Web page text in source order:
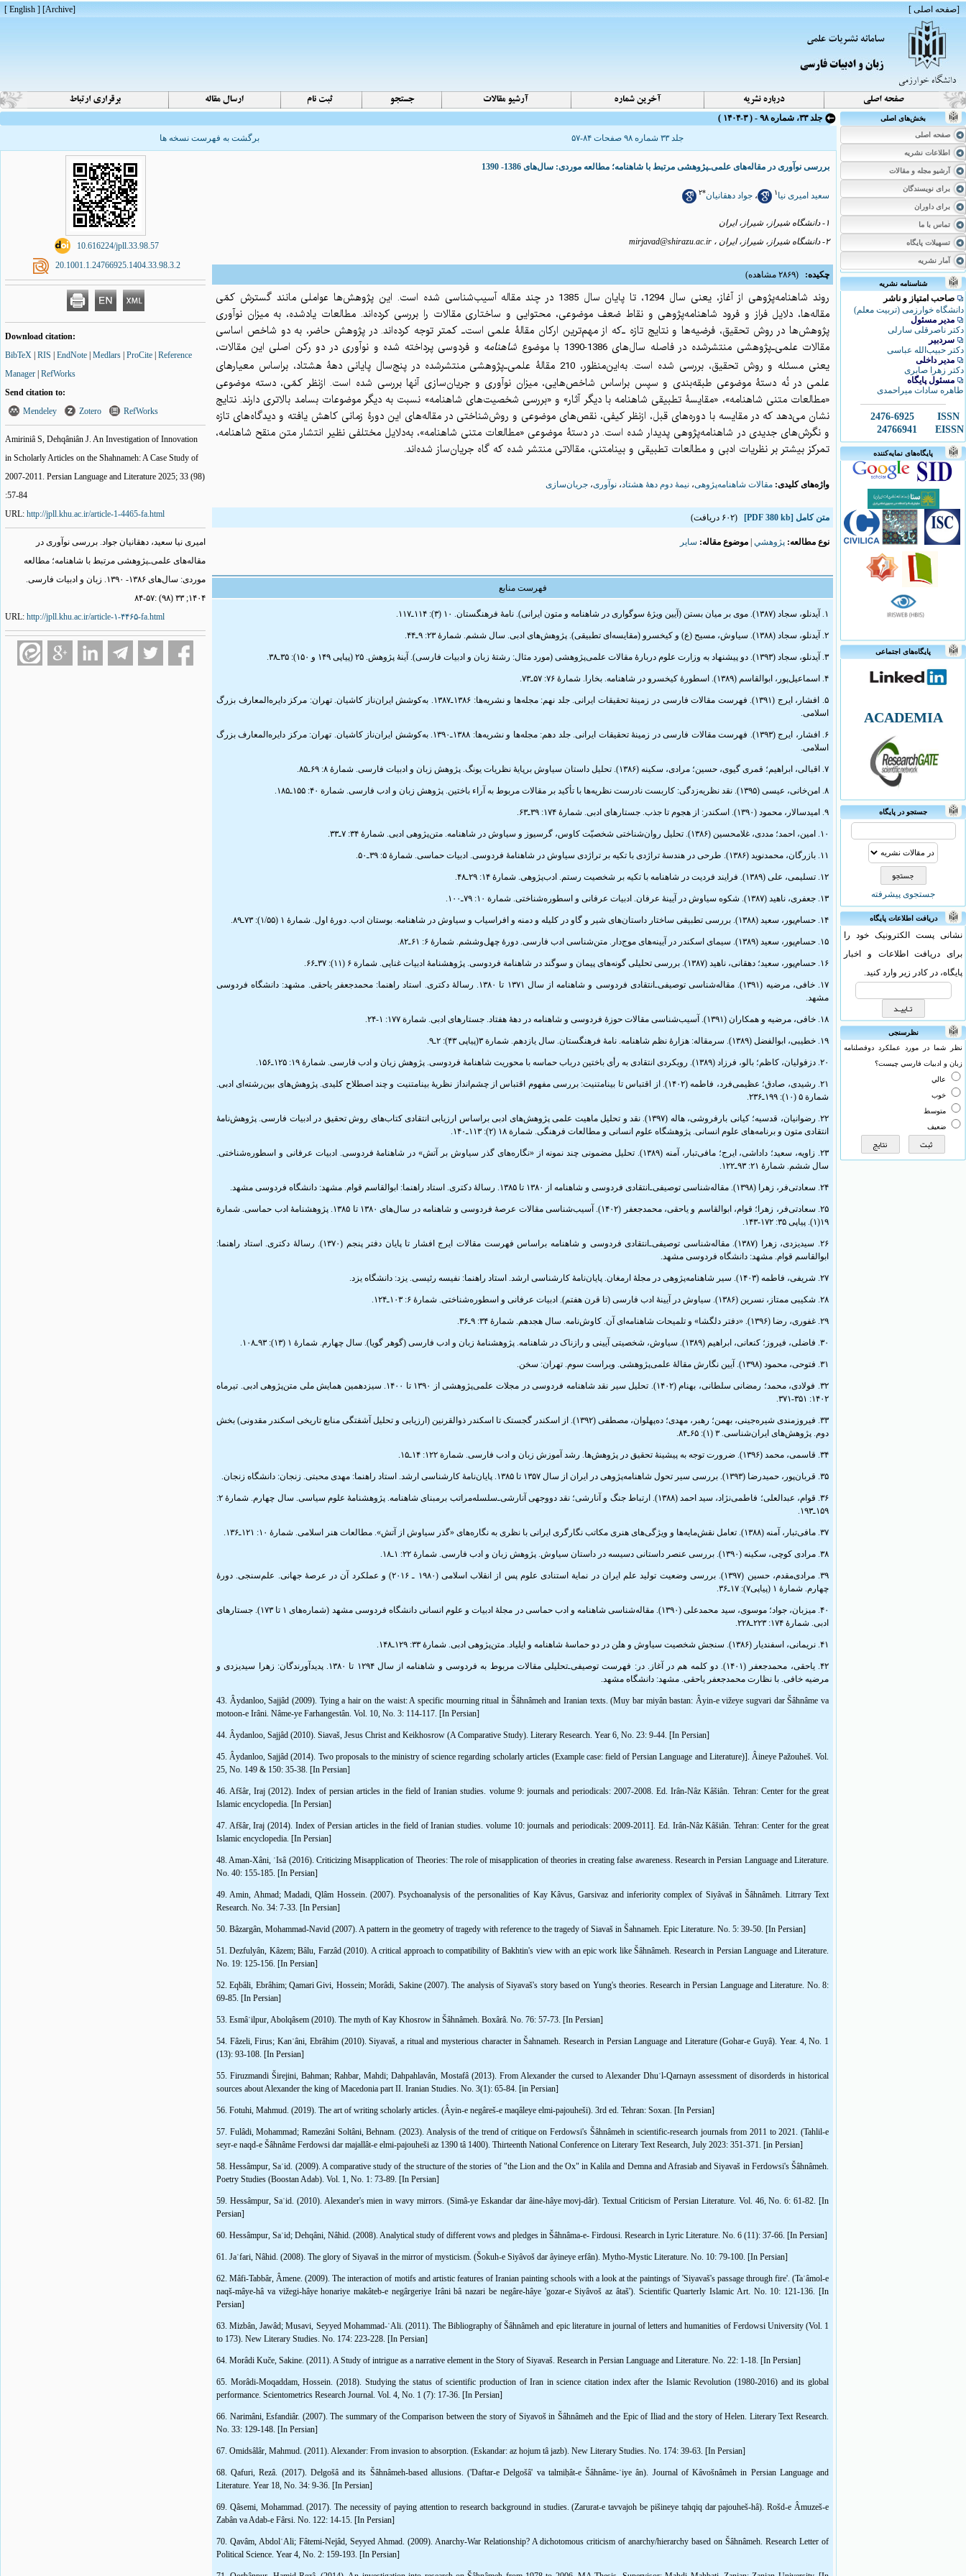
[صفحه اصلی ]
[
Archive
]
[ English ]
بخش‌های اصلی
صفحه اصلی
اطلاعات نشریه
آرشیو مجله و مقالات
برای نویسندگان
برای داوران
تماس با ما
تسهیلات پایگاه
آمار نشریه
شناسنامه نشریه
صاحب امتیاز و ناشر
دانشگاه خوارزمی (تربیت معلم)
مدیر مسئول
دکتر ناصرقلی سارلی
سردبیر
دکتر حبیب‌الله عباسی
مدیر داخلی
دکتر زهرا صابری
مسئول پایگاه
طاهره سادات میراحمدی
ISSN
2476-6925
EISSN
24766941
پایگاه‌های نمایه‌کننده
پایگاه‌های اجتماعی
ACADEMIA
جستجو در پایگاه
جستجوی پیشرفته
دریافت اطلاعات پایگاه
نشانی پست الکترونیک خود را
برای دریافت اطلاعات و اخبار
پایگاه، در کادر زیر وارد کنید.
نظرسنجی
نظر شما در مورد عملكرد دوفصلنامه
زبان و ادبيات فارسي چيست؟
عالي
خوب
متوسط
ضعيف
جلد ۳۳، شماره ۹۸ - ( ۳-۱۴۰۴ )
جلد ۳۳ شماره ۹۸ صفحات ۸۴-۵۷
برگشت به فهرست نسخه ها
بررسی نوآوری در مقاله‌های علمی‌ـ‌‌پژوهشی مرتبط با شاهنامه؛ مطالعه موردی: سال‌های 1386- 1390
سعید امیری نیا۱ ، جواد دهقانیان*۲
۱- دانشگاه شیراز، شیراز، ایران
۲- دانشگاه شیراز، شیراز، ایران ،
mirjavad@shirazu.ac.ir
چکیده: (۲۸۶۹ مشاهده)
روند
شاهنامه‌پژوهی از آغاز، یعنی سال 1294، تا پایان سال 1385 در چند مقاله آسیب‌شناسی شده‌ است. این پژوهش‌ها عواملی مانند گسترش کمّی
مقاله‌ها، دلایل فراز و فرود شاهنامه‌پژوهی و نقاط ضعف موضوعی، محتوایی و ساختاری مقالات را بررسی کرده‌اند. مطالعات یادشده، به میزان نوآوری
پژوهش‌ها در روش تحقیق، فرضیه‌ها و نتایج تازه ـ‌که از مهم‌ترین ارکان مقالۀ علمی است‌ـ کمتر توجه کردهاند. در پژوهش حاضر، به دو شاخص اساسی
مقالات علمی‌ـ‌پژوهشی منتشرشده در فاصله سالهای 1386-1390 با موضوع شاهنامه و فردوسی پرداخته شده و نوآوری در دو رکن اصلی این مقالات،
یعنی مسئله و روش تحقیق، بررسی شده است. به‌این‌منظور، 210 مقالۀ علمی‌‌ـ‌پژوهشی منتشرشده در پنج‌سال پایانی دهۀ هشتاد، براساس
معیارهای
علمی در نُه دستۀ موضوعی طبقه‌بندی و سپس براساس شاخص‌هایی، میزان نوآوری و جریان‌سازی آنها بررسی شده است. ازنظر کمّی، دسته موضوعی
«مطالعات متنی شاهنامه»، «مقایسۀ تطبیقی شاهنامه با دیگر آثار» و «بررسی شخصیت‌های شاهنامه» نسبت به دیگر موضوعات بسامد بالاتری دارند. نتایج
نشان می‌دهد که در مقایسه با دوره‌های قبل، ازنظر کیفی، نقص‌های موضوعی و روش‌شناختی در مقاله‌های این دورۀ زمانی کاهش یافته و دیدگاه‌های تازه
و نگرش‌های جدیدی در شاهنامه‌پژوهی پدیدار شده است. در دستۀ موضوعی «مطالعات متنی شاهنامه»، به‌دلایل مختلفی نظیر انتشار متن منقح شاهنامه،
تمرکز بیشتر بر نظریات ادبی و مطالعات تطبیقی و بینامتنی، مقالاتی منتشر شده که گاه جریان‌ساز شده‌اند.
واژه‌های کلیدی: مقالات شاهنامه‌پژوهی، نیمۀ دوم دهۀ هشتاد، نوآوری، جریان‌سازی
متن کامل [PDF 380 kb] (۶۰۲ دریافت)
نوع مطالعه: پژوهشي موضوع مقاله: سایر
فهرست منابع
۱. آیدنلو، سجاد (۱۳۸۷). موی بر میان بستن (آیین ویژۀ سوگواری در شاهنامه و متون ایرانی). نامۀ فرهنگستان. ۱۰ (۳): ۱۱۴ـ۱۱۷.
۲. آیدنلو، سجاد (۱۳۸۸). سیاوش، مسیح (ع) و کیخسرو (مقایسه‌ای تطبیقی). پژوهش‌های ادبی. سال ششم. شمارۀ ۲۳: ۹ـ۴۴.
۳. آیدنلو، سجاد (۱۳۹۳). دو پیشنهاد به وزارت علوم دربارۀ مقالات علمی‌پژوهشی (مورد مثال: رشتۀ زبان و ادبیات فارسی). آینۀ پژوهش. ۲۵ (پیاپی ۱۴۹ و ۱۵۰): ۳۵ـ۳۸.
۴. اسماعیل‌پور، ابوالقاسم (۱۳۸۹). اسطورۀ کیخسرو در شاهنامه. بخارا. شمارۀ ۷۶: ۵۷ـ۷۳.
۵. افشار، ایرج (۱۳۹۱). فهرست مقالات فارسی در زمینۀ تحقیقات ایرانی. جلد نهم: مجله‌ها و نشریه‌ها: ۱۳۸۶ـ۱۳۸۷. به‌کوشش ایران‌ناز کاشیان. تهران: مرکز دایره‌المعارف بزرگ
اسلامی.
۶. افشار، ایرج (۱۳۹۳). فهرست مقالات فارسی در زمینۀ تحقیقات ایرانی. جلد دهم: مجله‌ها و نشریه‌ها: ۱۳۸۸ـ۱۳۹۰. به‌کوشش ایران‌ناز کاشیان. تهران: مرکز دایره‌المعارف بزرگ
اسلامی.
۷. اقبالی، ابراهیم؛ قمری گیوی، حسین؛ مرادی، سکینه (۱۳۸۶). تحلیل داستان سیاوش برپایۀ نظریات یونگ. پژوهش زبان و ادبیات فارسی. شمارۀ ۸: ۶۹ـ۸۵.
۸. امن‌خانی، عیسی (۱۳۹۵). نقد نظریه‌زدگی: کاربست نادرست نظریه‌ها با تأکید بر مقالات مربوط به آراء باختین. پژوهش زبان و ادب فارسی. شمارة ۴۰: ۱۵۵ـ۱۸۵.
۹. امیدسالار، محمود (۱۳۹۰). اسکندر: از هجوم تا جذب. جستارهای ادبی. شمارۀ ۱۷۴: ۳۹ـ۶۳.
۱۰. امین، احمد؛ مددی، غلامحسین (۱۳۸۶). تحلیل روان‌شناختی شخصیّت کاوس، گرسیوز و سیاوش در شاهنامه. متن‌پژوهی ادبی. شمارۀ ۳۴: ۷ـ۳۳.
۱۱. بازرگان، محمدنوید (۱۳۸۶). طرحی در هندسۀ تراژدی با تکیه بر تراژدی سیاوش در شاهنامۀ فردوسی. ادبیات حماسی. شمارۀ ۵: ۳۹ـ۵۰.
۱۲. تسلیمی، علی (۱۳۸۹). فرایند فردیت در شاهنامه با تکیه بر شخصیت رستم. ادب‌پژوهی. شمارۀ ۱۴: ۲۹ـ۴۸.
۱۳. جعفری، ناهید (۱۳۸۷). شکوه سیاوش در آیینۀ عرفان. ادبیات عرفانی و اسطوره‌شناختی. شمارة ۱۰: ۷۹ـ۱۰۰.
۱۴. حسام‌پور، سعید (۱۳۸۸). بررسی تطبیقی ساختار داستان‌های شیر و گاو در کلیله و دمنه و افراسیاب و سیاوش در شاهنامه. بوستان ادب. دورۀ اول. شمارۀ ۱ (۱/۵۵): ۷۳ـ۸۹.
۱۵. حسام‌پور، سعید (۱۳۸۹). سیمای اسکندر در آیینه‌های موج‌دار. متن‌شناسی ادب فارسی. دورۀ چهل‌وششم. شمارۀ ۶: ۶۱ـ۸۲.
۱۶. حسام‌پور، سعید؛ دهقانی، ناهید (۱۳۸۷). بررسی تحلیلی گونه‌های پیمان و سوگند در شاهنامة فردوسی. پژوهشنامۀ ادبیات غنایی. شمارة ۶ (۱۱): ۳۷ـ۶۶.
۱۷. خافی، مرضیه (۱۳۹۱). مقاله‌شناسی توصیفی‌ـ‌انتقادی فردوسی و شاهنامه از سال ۱۳۷۱ تا ۱۳۸۰. رسالۀ دکتری. استاد راهنما: محمدجعفر یاحقی. مشهد: دانشگاه فردوسی
مشهد.
۱۸. خافی، مرضیه و همکاران (۱۳۹۱). آسیب‌شناسی مقالات حوزۀ فردوسی و شاهنامه در دهۀ هفتاد. جستارهای ادبی. شمارة ۱۷۷: ۱-۲۴.
۱۹. خطیبی، ابوالفضل (۱۳۸۹). سرمقاله: هزارۀ نظم شاهنامه. نامۀ فرهنگستان. سال یازدهم. شمارة ۳(پیاپی ۴۳): ۲ـ۹.
۲۰. دزفولیان، کاظم؛ بالو، فرزاد (۱۳۸۹). رویکردی انتقادی به رأی باختین درباب حماسه با محوریت شاهنامۀ فردوسی. پژوهش زبان و ادب فارسی. شمارۀ ۱۹: ۱۲۵ـ۱۵۶.
۲۱. رشیدی، صادق؛ عظیمی‌فرد، فاطمه (۱۴۰۲). از اقتباس تا بینامتنیت: بررسی مفهوم اقتباس از چشم‌انداز نظریۀ بینامتنیت و چند اصطلاح کلیدی. پژوهش‌های بین‌رشته‌ای ادبی.
شمارة ۵ (۱۰): ۱۹۹ـ۲۳۶.
۲۲. رضوانیان، قدسیه؛ کیانی بارفروشی، هاله (۱۳۹۷). نقد و تحلیل ماهیت علمی پژوهش‌های ادبی براساس ارزیابی انتقادی کتاب‌های روش تحقیق در ادبیات فارسی. پژوهش‌نامۀ
انتقادی متون و برنامه‌های علوم انسانی. پژوهشگاه علوم انسانی و مطالعات فرهنگی. شمارة ۱۸ (۲): ۱۱۳ـ۱۴۰.
۲۳. زاویه، سعید؛ داداشی، ایرج؛ مافی‌تبار، آمنه (۱۳۸۹). تحلیل مضمونی چند نمونه از «نگاره‌های گذر سیاوش بر آتش» در شاهنامۀ فردوسی. ادبیات عرفانی و اسطوره‌شناختی.
سال ششم. شمارۀ ۲۱: ۹۳ـ۱۲۲.
۲۴. سعادتی‌فر، زهرا (۱۳۹۸). مقاله‌شناسی توصیفی‌ـ‌انتقادی فردوسی و شاهنامه از ۱۳۸۰ تا ۱۳۸۵. رسالۀ دکتری. استاد راهنما: ابوالقاسم قوام. مشهد: دانشگاه فردوسی مشهد.
۲۵. سعادتی‌فر، زهرا؛ قوام، ابوالقاسم و یاحقی، محمدجعفر (۱۴۰۲). آسیب‌شناسی مقالات عرصۀ فردوسی و شاهنامه در سال‌های ۱۳۸۰ تا ۱۳۸۵. پژوهشنامۀ ادب حماسی. شمارة
۱۹(۱). پیاپی ۳۵: ۱۷۲-۱۴۳.
۲۶. سیدیزدی، زهرا (۱۳۸۷). مقاله‌شناسی توصیفی‌ـ‌انتقادی فردوسی و شاهنامه براساس فهرست مقالات ایرج افشار تا پایان دفتر پنجم (۱۳۷۰). رسالۀ دکتری. استاد راهنما:
ابوالقاسم قوام. مشهد: دانشگاه فردوسی مشهد.
۲۷. شریفی، فاطمه (۱۴۰۳). سیر شاهنامه‌پژوهی در مجلۀ ارمغان. پایان‌نامۀ کارشناسی ارشد. استاد راهنما: نفیسه رئیسی. یزد: دانشگاه یزد.
۲۸. شکیبی ممتاز، نسرین (۱۳۸۶). سیاوش در آیینۀ ادب فارسی (تا قرن هفتم). ادبیات عرفانی و اسطوره‌شناختی. شمارۀ ۶: ۱۰۳ـ۱۲۴.
۲۹. غفوری، رضا (۱۳۹۶). «دفتر دلگشا» و تلمیحات شاهنامه‌ای آن. کاوش‌نامه. سال هجدهم. شمارۀ ۳۴: ۹ـ۳۶.
۳۰. فاضلی، فیروز؛ کنعانی، ابراهیم (۱۳۸۹). سیاوش، شخصیتی آیینی و رازناک در شاهنامه. پژوهشنامۀ زبان و ادب فارسی (گوهر گویا). سال چهارم. شمارۀ ۱ (۱۳): ۹۳ـ۱۰۸.
۳۱. فتوحی، محمود (۱۳۹۸). آیین نگارش مقالۀ علمی‌پژوهشی. ویراست سوم. تهران: سخن.
۳۲. فولادی، محمد؛ رمضانی سلطانی، بهنام (۱۴۰۲). تحلیل سیر نقد شاهنامه فردوسی در مجلات علمی‌پژوهشی از ۱۳۹۰ تا ۱۴۰۰. سیزدهمین همایش ملی متن‌پژوهی ادبی. تیرماه
۱۴۰۲: ۳۵۱-۳۷۱.
۳۳. فیروزمندی شیره‌جینی، بهمن؛ رهبر، مهدی؛ ده‌پهلوان، مصطفی (۱۳۹۲). از اسکندر گجستک تا اسکندر ذوالقرنین (ارزیابی و تحلیل آشفتگی منابع تاریخی اسکندر مقدونی) بخش
دوم. پژوهش‌های ایران‌شناسی. ۳ (۱): ۶۵ـ۸۴.
۳۴. قاسمی، محمد (۱۳۹۶). ضرورت توجه به پیشینۀ تحقیق در پژوهش‌ها. رشد آموزش زبان و ادب فارسی. شمارة ۱۲۲: ۱۴ـ۱۵.
۳۵. قربان‌پور، حمیدرضا (۱۳۹۳). بررسی سیر تحول شاهنامه‌پژوهی در ایران از سال ۱۳۵۷ تا ۱۳۸۵. پایان‌نامۀ کارشناسی ارشد. استاد راهنما: مهدی محبتی. زنجان: دانشگاه زنجان.
۳۶. قوام، عبدالعلی؛ فاطمی‌نژاد، سید احمد (۱۳۸۸). ارتباط جنگ و آنارشی؛ نقد دووجهی آنارشی‌ـ‌سلسله‌مراتب برمبنای شاهنامه. پژوهشنامۀ علوم سیاسی. سال چهارم. شمارۀ ۲:
۱۵۹ـ۱۹۳.
۳۷. مافی‌تبار، آمنه (۱۳۸۸). تعامل نقش‌مایه‌ها و ویژگی‌های هنری مکاتب نگارگری ایرانی با نظری به نگاره‌های «گذر سیاوش از آتش». مطالعات هنر اسلامی. شمارۀ ۱۰: ۱۲۱ـ۱۳۶.
۳۸. مرادی کوچی، سکینه (۱۳۹۰). بررسی عنصر داستانی دسیسه در داستان سیاوش. پژوهش زبان و ادب فارسی. شمارۀ ۲۲: ۱ـ۱۸.
۳۹. مرادی‌مقدم، حسین (۱۳۹۷). بررسی وضعیت تولید علم ایران در نمایة استنادی علوم پس از انقلاب اسلامی (۱۹۸۰ ـ ۲۰۱۶) و عملکرد آن در عرصۀ جهانی. علم‌سنجی. دورۀ
چهارم. شمارۀ ۱ (پیاپی۷): ۱۷ـ۳۶.
۴۰. میزبان، جواد؛ موسوی، سید محمدعلی (۱۳۹۰). مقاله‌شناسی شاهنامه و ادب حماسی در مجلۀ ادبیات و علوم انسانی دانشگاه فردوسی مشهد (شماره‌های ۱ تا ۱۷۳). جستارهای
ادبی. شمارۀ ۱۷۴: ۲۲۳ـ۲۲۸.
۴۱. نریمانی، اسفندیار (۱۳۸۶). سنجش شخصیت سیاوش و هلن در دو حماسۀ شاهنامه و ایلیاد. متن‌پژوهی ادبی. شمارۀ ۳۳: ۱۲۹ـ۱۴۸.
۴۲. یاحقی، محمدجعفر (۱۴۰۱). دو کلمه هم در آغاز. در: فهرست توصیفی‌ـ‌تحلیلی مقالات مربوط به فردوسی و شاهنامه از سال ۱۲۹۴ تا ۱۳۸۰. پدیدآورندگان: زهرا سیدیزدی و
مرضیه خافی. با نظارت محمدجعفر یاحقی. مشهد: دانشگاه مشهد.
43. Âydanloo, Sajjâd (2009). Tying a hair on the waist: A specific mourning ritual in Šâhnâmeh and Iranian texts. (Muy bar miyân bastan: Âyin-e vižeye sugvari dar Šâhnâme va
motoon-e Irâni. Nâme-ye Farhangestân. Vol. 10, No. 3: 114-117. [In Persian]
44. Âydanloo, Sajjâd (2010). Siavaš, Jesus Christ and Keikhosrow (A Comparative Study). Literary Research. Year 6, No. 23: 9-44. [In Persian]
45. Âydanloo, Sajjâd (2014). Two proposals to the ministry of science regarding scholarly articles (Example case: field of Persian Language and Literature)]. Âineye Pažouheš. Vol.
25, No. 149 & 150: 35-38. [In Persian]
46. Afšâr, Iraj (2012). Index of persian articles in the field of Iranian studies. volume 9: journals and periodicals: 2007-2008. Ed. Irân-Nâz Kâšiân. Tehran: Center for the great
Islamic encyclopedia. [In Persian]
47. Afšâr, Iraj (2014). Index of Persian articles in the field of Iranian studies. volume 10: journals and periodicals: 2009-2011]. Ed. Irân-Nâz Kâšiân. Tehran: Center for the great
Islamic encyclopedia. [In Persian]
48. Aman-Xâni, ʿIsâ (2016). Criticizing Misapplication of Theories: The role of misapplication of theories in creating false awareness. Research in Persian Language and Literature.
No. 40: 155-185. [In Persian]
49. Amin, Ahmad; Madadi, Qlâm Hossein. (2007). Psychoanalysis of the personalities of Kay Kâvus, Garsivaz and inferiority complex of Siyâvaš in Šâhnâmeh. Litrrary Text
Research. No. 34: 7-33. [In Persian]
50. Bâzargân, Mohammad-Navid (2007). A pattern in the geometry of tragedy with reference to the tragedy of Siavaš in Šahnameh. Epic Literature. No. 5: 39-50. [In Persian]
51. Dezfulyân, Kâzem; Bâlu, Farzâd (2010). A critical approach to compatibility of Bakhtin's view with an epic work like Šâhnâmeh. Research in Persian Language and Literature.
No. 19: 125-156. [In Persian]
52. Eqbâli, Ebrâhim; Qamari Givi, Hossein; Morâdi, Sakine (2007). The analysis of Siyavaš's story based on Yung's theories. Research in Persian Language and Literature. No. 8:
69-85. [In Persian]
53. Esmâʿilpur, Abolqâsem (2010). The myth of Kay Khosrow in Šâhnâmeh. Boxârâ. No. 76: 57-73. [In Persian]
54. Fâzeli, Firus; Kanʿâni, Ebrâhim (2010). Siyavaš, a ritual and mysterious character in Šahnameh. Research in Persian Language and Literature (Gohar-e Guyâ). Year. 4, No. 1
(13): 93-108. [In Persian]
55. Firuzmandi Širejini, Bahman; Rahbar, Mahdi; Dahpahlavân, Mostafâ (2013). From Alexander the cursed to Alexander Dhuʿl-Qarnayn assessment of disorderds in historical
sources about Alexander the king of Macedonia part II. Iranian Studies. No. 3(1): 65-84. [in Persian]
56. Fotuhi, Mahmud. (2019). The art of writing scholarly articles. (Âyin-e negâreš-e maqâleye elmi-pajouheši). 3rd ed. Tehran: Soxan. [In Persian]
57. Fulâdi, Mohammad; Ramezâni Soltâni, Behnam. (2023). Analysis of the trend of critique on Ferdowsi's Šâhnâmeh in scientific-research journals from 2011 to 2021. (Tahlil-e
seyr-e naqd-e Šâhnâme Ferdowsi dar majallât-e elmi-pajouheši az 1390 tâ 1400). Thirteenth National Conference on Literary Text Research, July 2023: 351-371. [in Persian]
58. Hessâmpur, Saʿid. (2009). A comparative study of the structure of the stories of "the Lion and the Ox" in Kalila and Demna and Afrasiab and Siyavaš in Ferdowsi's Šâhnâmeh.
Poetry Studies (Boostan Adab). Vol. 1, No. 1: 73-89. [In Persian]
59. Hessâmpur, Saʿid. (2010). Alexander's mien in wavy mirrors. (Simâ-ye Eskandar dar âine-hâye movj-dâr). Textual Criticism of Persian Literature. Vol. 46, No. 6: 61-82. [In
Persian]
60. Hessâmpur, Saʿid; Dehqâni, Nâhid. (2008). Analytical study of different vows and pledges in Šâhnâma-e- Firdousi. Research in Lyric Literature. No. 6 (11): 37-66. [In Persian]
61. Jaʿfari, Nâhid. (2008). The glory of Siyavaš in the mirror of mysticism. (Šokuh-e Siyâvoš dar âyineye erfân). Mytho-Mystic Literature. No. 10: 79-100. [In Persian]
62. Mâfi-Tabbâr, Âmene. (2009). The interaction of motifs and artistic features of Iranian painting schools with a look at the paintings of 'Siyavaš's passage through fire'. (Taʿâmol-e
naqš-mâye-hâ va vižegi-hâye honariye makâteb-e negârgeriye Irâni bâ nazari be negâre-hâye 'gozar-e Siyâvoš az âtaš'). Scientific Quarterly Islamic Art. No. 10: 121-136. [In
Persian]
63. Mizbân, Jawâd; Musavi, Seyyed Mohammad-ʿAli. (2011). The Bibliography of Šâhnâmeh and epic literature in journal of letters and humanities of Ferdowsi University (Vol. 1
to 173). New Literary Studies. No. 174: 223-228. [In Persian]
64. Morâdi Kuče, Sakine. (2011). A Study of intrigue as a narrative element in the Story of Siyavaš. Research in Persian Language and Literature. No. 22: 1-18. [In Persian]
65. Morâdi-Moqaddam, Hossein. (2018). Studying the status of scientific production of Iran in science citation index after the Islamic Revolution (1980-2016) and its global
performance. Scientometrics Research Journal. Vol. 4, No. 1 (7): 17-36. [In Persian]
66. Narimâni, Esfandiâr. (2007). The summary of the Comparison between the story of Siyavoš in Šâhnâmeh and the Epic of Iliad and the story of Helen. Literary Text Research.
No. 33: 129-148. [In Persian]
67. Omidsâlâr, Mahmud. (2011). Alexander: From invasion to absorption. (Eskandar: az hojum tâ jazb). New Literary Studies. No. 174: 39-63. [In Persian]
68. Qafuri, Rezâ. (2017). Delgošâ and its Šâhnâmeh-based allusions. ('Daftar-e Delgošâ' va talmiḥât-e Šâhnâme-ʿiye ân). Journal of Kâvošnâmeh in Persian Language and
Literature. Year 18, No. 34: 9-36. [In Persian]
69. Qâsemi, Mohammad. (2017). The necessity of paying attention to research background in studies. (Zarurat-e tavvajoh be pišineye tahqiq dar pajouheš-hâ). Rošd-e Âmuzeš-e
Zabân va Adab-e Fârsi. No. 122: 14-15. [In Persian]
70. Qavâm, AbdolʿAli; Fâtemi-Nejâd, Seyyed Ahmad. (2009). Anarchy-War Relationship? A dichotomous criticism of anarchy/hierarchy based on Šâhnâmeh. Research Letter of
Political Science. Year 4, No. 2: 159-193. [In Persian]
‎ 10.616224/jpll.33.98.57
‎ 20.1001.1.24766925.1404.33.98.3.2
Download citation:
BibTeX | RIS | EndNote | Medlars | ProCite | Reference
Manager | RefWorks
Send citation to:
Mendeley
Zotero RefWorks
Amiriniâ S, Dehqâniân J. An Investigation of Innovation
in Scholarly Articles on the Shahnameh: A Case Study of
2007-2011. Persian Language and Literature 2025; 33 (98)
:57-84
URL: http://jpll.khu.ac.ir/article-1-4465-fa.html
امیری نیا سعید، دهقانیان جواد. بررسی نوآوری در
مقاله‌های علمی‌ـ‌‌پژوهشی مرتبط با شاهنامه؛ مطالعه
موردی: سال‌های ۱۳۸۶- ۱۳۹۰. زبان و ادبيات فارسی.
۱۴۰۴; ۳۳ (۹۸) :۵۷-۸۴
URL: http://jpll.khu.ac.ir/article-۱-۴۴۶۵-fa.html